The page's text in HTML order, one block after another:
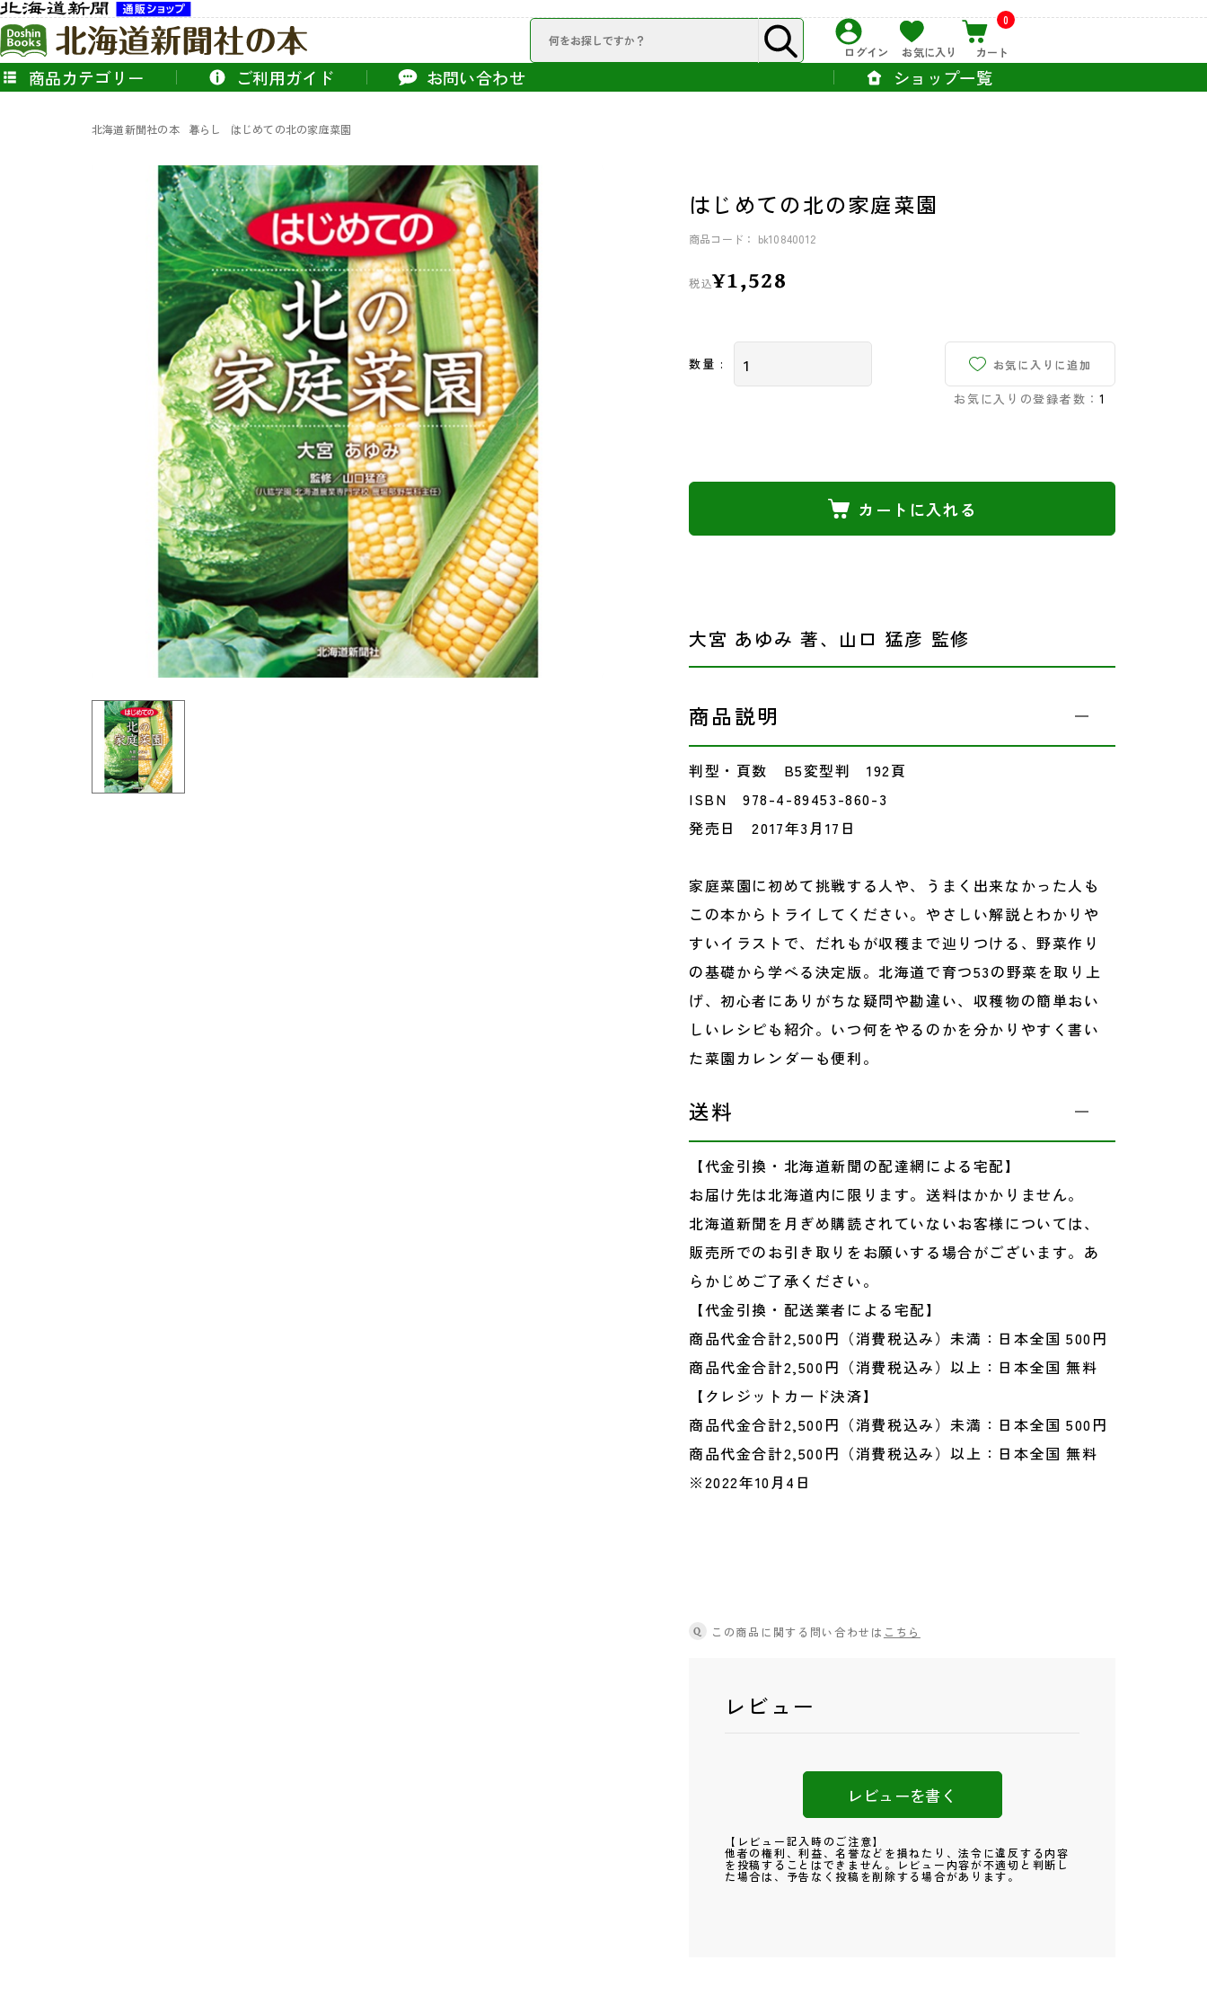
ログイン お気に入り
0
カート
商品カテゴリー ショップ一覧
ご利用ガイド お問い合わせ
北海道新聞社の本 暮らし はじめての北の家庭菜園
はじめての北の家庭菜園
商品コード： bk10840012
税込¥1,528
数量 : お気に入りに追加
お気に入りの登録者数： 1
カートに入れる
大宮 あゆみ 著、山口 猛彦 監修
商品説明
判型・頁数 B5変型判 192頁
ISBN 978-4-89453-860-3
発売日 2017年3月17日
家庭菜園に初めて挑戦する人や、うまく出来なかった人も
この本からトライしてください。やさしい解説とわかりや
すいイラストで、だれもが収穫まで辿りつける、野菜作り
の基礎から学べる決定版。北海道で育つ53の野菜を取り上
げ、初心者にありがちな疑問や勘違い、収穫物の簡単おい
しいレシピも紹介。いつ何をやるのかを分かりやすく書い
た菜園カレンダーも便利。
送料
【代金引換・北海道新聞の配達網による宅配】
お届け先は北海道内に限ります。送料はかかりません。
北海道新聞を月ぎめ購読されていないお客様については、
販売所でのお引き取りをお願いする場合がございます。あ
らかじめご了承ください。
【代金引換・配送業者による宅配】
商品代金合計2,500円（消費税込み）未満：日本全国 500円
商品代金合計2,500円（消費税込み）以上：日本全国 無料
【クレジットカード決済】
商品代金合計2,500円（消費税込み）未満：日本全国 500円
商品代金合計2,500円（消費税込み）以上：日本全国 無料
※2022年10月4日
Q この商品に関する問い合わせは こちら
レビュー
レビューを書く
【レビュー記入時のご注意】
他者の権利、利益、名誉などを損ねたり、法令に違反する内容
を投稿することはできません。レビュー内容が不適切と判断し
た場合は、予告なく投稿を削除する場合があります。